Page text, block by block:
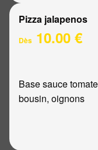
Pizza jalapenos
Dès 10.00 €
Base sauce
bousin, oignons